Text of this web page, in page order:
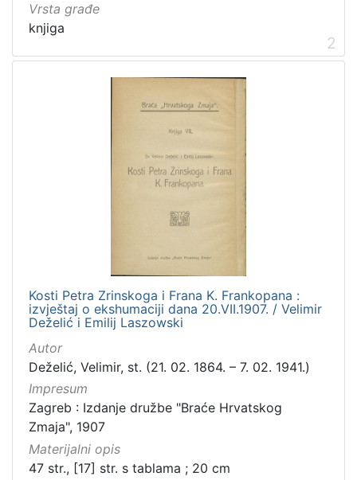
Vrsta građe
knjiga
2
Kosti Petra Zrinskoga i Frana K. Frankopana :
izvještaj o ekshumaciji dana 20.VII.1907. / Velimir
Deželić i Emilij Laszowski
Autor
Deželić, Velimir, st. (21. 02. 1864. – 7. 02. 1941.)
Impresum
Zagreb : Izdanje družbe "Braće Hrvatskog
Zmaja", 1907
Materijalni opis
47 str., [17] str. s tablama ; 20 cm